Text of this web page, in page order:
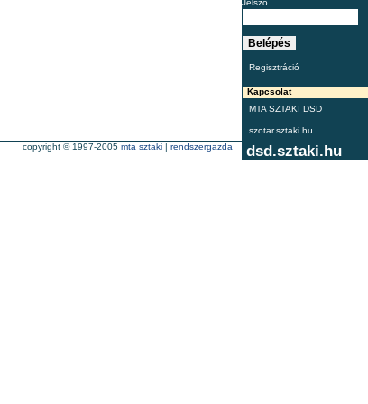
Jelszó
Regisztráció
Kapcsolat
MTA SZTAKI DSD
szotar.sztaki.hu
dsd.sztaki.hu
copyright © 1997-2005 mta sztaki | rendszergazda